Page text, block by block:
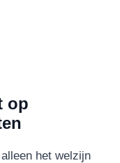
op
het welzijn